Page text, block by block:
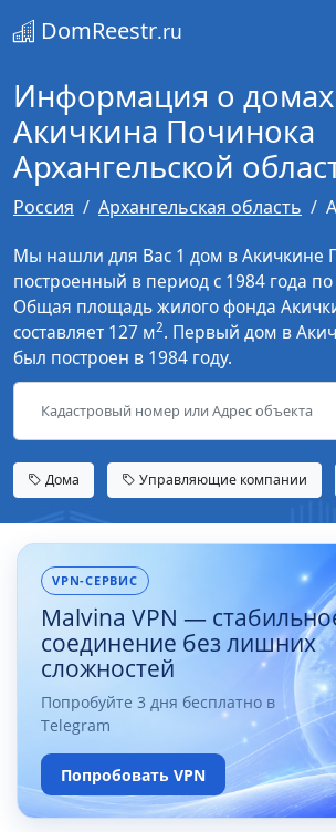
DomReestr.ru
Информация о домах
Акичкина Починока
Архангельской
Россия Архангельская область
Мы нашли для Вас 1 дом в Акичкине
построенный в период с 1984 года
Общая площадь жилого фонда
составляет 127 м2. Первый дом в
был построен в 1984 году.
Дома Управляющие компании
VPN-СЕРВИС
Malvina VPN —
соединение без лишних
сложностей
Попробуйте 3 дня бесплатно в
Telegram
Попробовать VPN